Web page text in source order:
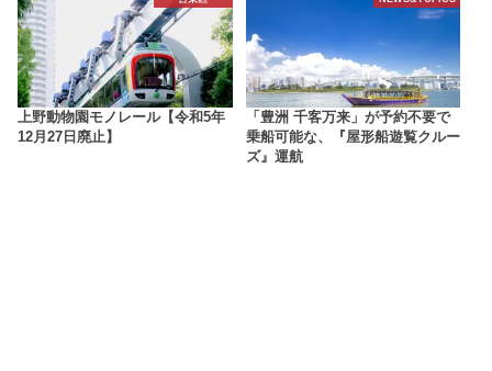
上野動物園モノレール【令和5年
12月27日廃止】
「豊洲 千客万来」が予約不要で
乗船可能な、『屋形船遊覧クルー
ズ』運航